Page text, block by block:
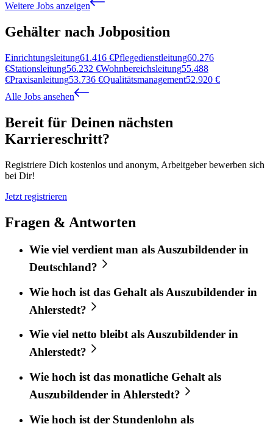
Weitere Jobs anzeigen
Gehälter nach Jobposition
Einrichtungsleitung61.416 €Pflegedienstleitung60.276
€Stationsleitung56.232 €Wohnbereichsleitung55.488
€Praxisanleitung53.736 €Qualitätsmanagement52.920 €
Alle Jobs ansehen
Bereit für Deinen nächsten
Karriereschritt?
Registriere Dich kostenlos und anonym, Arbeitgeber bewerben sich
bei Dir!
Jetzt registrieren
Fragen & Antworten
Wie viel verdient man als Auszubildender in
Deutschland?
Wie hoch ist das Gehalt als Auszubildender in
Ahlerstedt?
Wie viel netto bleibt als Auszubildender in
Ahlerstedt?
Wie hoch ist das monatliche Gehalt als
Auszubildender in Ahlerstedt?
Wie hoch ist der Stundenlohn als